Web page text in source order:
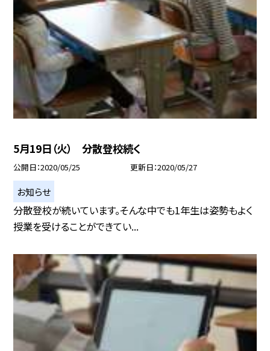
5月19日（火） 分散登校続く
公開日 2020/05/25 更新日 2020/05/27
お知らせ
分散登校が続いています。そんな中でも1年生は姿勢もよく
授業を受けることができてい...